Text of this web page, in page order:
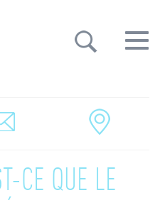
Toggle
CE QUE LE